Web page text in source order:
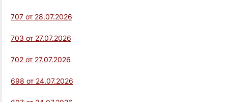
707 от 28.07.2026
703 от 27.07.2026
702 от 27.07.2026
698 от 24.07.2026